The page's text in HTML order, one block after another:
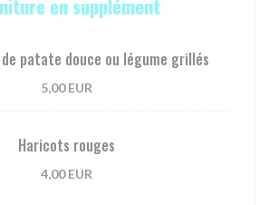
en supplément
patate douce ou légume grillés
5,00 EUR
Haricots rouges
4,00 EUR